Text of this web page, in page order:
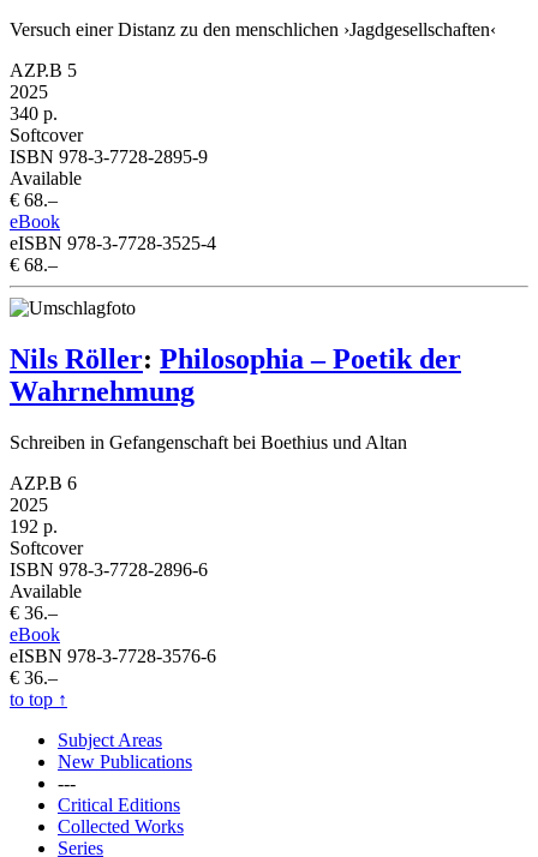
Versuch einer Distanz zu den menschlichen ›Jagdgesellschaften‹
AZP.B 5
2025
340 p.
Softcover
ISBN 978-3-7728-2895-9
Available
€ 68.–
eBook
eISBN 978-3-7728-3525-4
€ 68.–
Nils Röller: Philosophia – Poetik der
Wahrnehmung
Schreiben in Gefangenschaft bei Boethius und Altan
AZP.B 6
2025
192 p.
Softcover
ISBN 978-3-7728-2896-6
Available
€ 36.–
eBook
eISBN 978-3-7728-3576-6
€ 36.–
to top ↑
Subject Areas
New Publications
---
Critical Editions
Collected Works
Series